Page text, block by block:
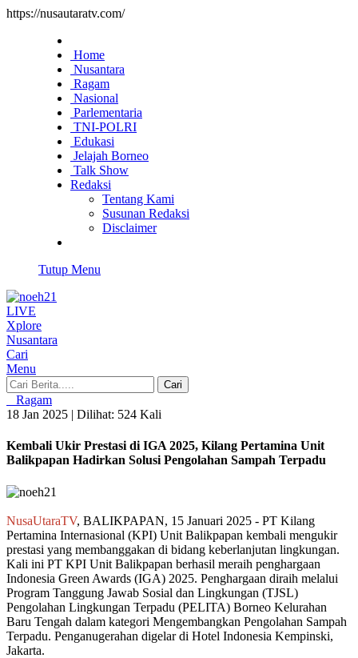
https://nusautaratv.com/
Home
Nusantara
Ragam
Nasional
Parlementaria
TNI-POLRI
Edukasi
Jelajah Borneo
Talk Show
Redaksi
Tentang Kami
Susunan Redaksi
Disclaimer
Tutup Menu
LIVE
Xplore
Nusantara
Cari
Menu
Cari
Ragam
18 Jan 2025 | Dilihat: 524 Kali
Kembali Ukir Prestasi di IGA 2025, Kilang Pertamina Unit
Balikpapan Hadirkan Solusi Pengolahan Sampah Terpadu
NusaUtaraTV, BALIKPAPAN, 15 Januari 2025 - PT Kilang
Pertamina Internasional (KPI) Unit Balikpapan kembali mengukir
prestasi yang membanggakan di bidang keberlanjutan lingkungan.
Kali ini PT KPI Unit Balikpapan berhasil meraih penghargaan
Indonesia Green Awards (IGA) 2025. Penghargaan diraih melalui
Program Tanggung Jawab Sosial dan Lingkungan (TJSL)
Pengolahan Lingkungan Terpadu (PELITA) Borneo Kelurahan
Baru Tengah dalam kategori Mengembangkan Pengolahan Sampah
Terpadu. Penganugerahan digelar di Hotel Indonesia Kempinski,
Jakarta.